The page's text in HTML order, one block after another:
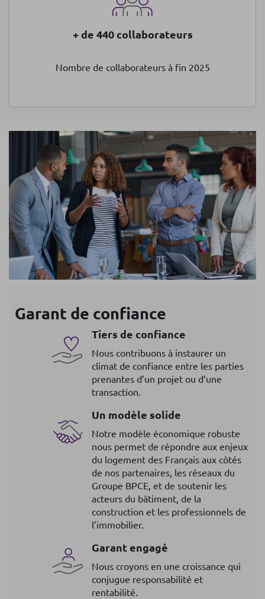
+ de 440 collaborateurs
Nombre de collaborateurs à fin 2025
Garant de confiance
Tiers de confiance
Nous contribuons à instaurer un
climat de confiance entre les parties
prenantes d’un projet ou d’une
transaction.
Un modèle solide
Notre modèle économique robuste
nous permet de répondre aux enjeux
du logement des Français aux côtés
de nos partenaires, les réseaux du
Groupe BPCE, et de soutenir les
acteurs du bâtiment, de la
construction et les professionnels de
l’immobilier.
Garant engagé
Nous croyons en une croissance qui
conjugue responsabilité et
rentabilité.